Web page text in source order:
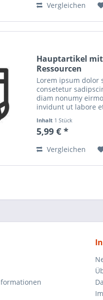
Vergleichen
Hauptartikel mit
Ressourcen
Lorem ipsum dolor
consetetur
diam nonumy
invidunt ut labore
voluptua. At vero
et justo duo dolores
Inhalt 1 Stück
5,99 € *
Vergleichen